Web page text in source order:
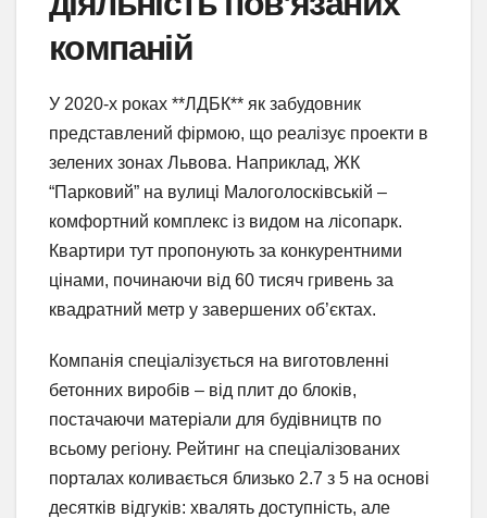
компаній
У 2020-х роках **ЛДБК** як забудовник
представлений фірмою, що реалізує проекти в
зелених зонах Львова. Наприклад, ЖК
“Парковий” на вулиці Малоголосківській –
комфортний комплекс із видом на лісопарк.
Квартири тут пропонують за конкурентними
цінами, починаючи від 60 тисяч гривень за
квадратний метр у завершених об’єктах.
Компанія спеціалізується на виготовленні
бетонних виробів – від плит до блоків,
постачаючи матеріали для будівництв по
всьому регіону. Рейтинг на спеціалізованих
порталах коливається близько 2.7 з 5 на основі
десятків відгуків: хвалять доступність, але